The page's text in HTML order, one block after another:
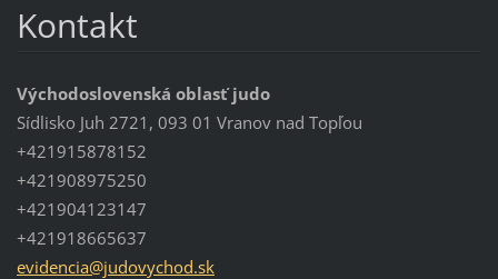
Kontakt
Východoslovenská oblasť judo
Sídlisko Juh 2721, 093 01 Vranov nad Topľou
+421915878152
+421908975250
+421904123147
+421918665637
evidencia@judovychod.sk